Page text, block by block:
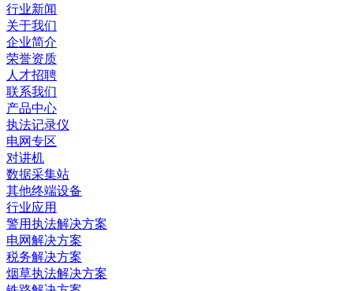
行业新闻
关于我们
企业简介
荣誉资质
人才招聘
联系我们
产品中心
执法记录仪
电网专区
对讲机
数据采集站
其他终端设备
行业应用
警用执法解决方案
电网解决方案
税务解决方案
烟草执法解决方案